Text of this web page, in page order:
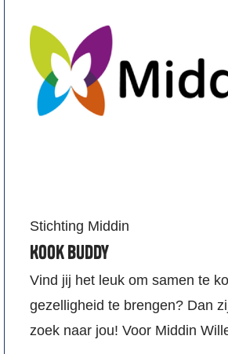
Stichting Middin
Kook buddy
Vind jij het leuk om samen te
gezelligheid te brengen? Dan
zoek naar jou! Voor Middin